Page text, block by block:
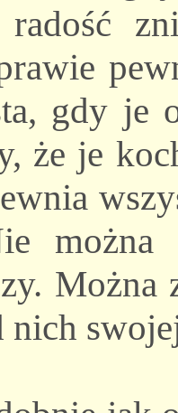
gdy je
że je
można
nich